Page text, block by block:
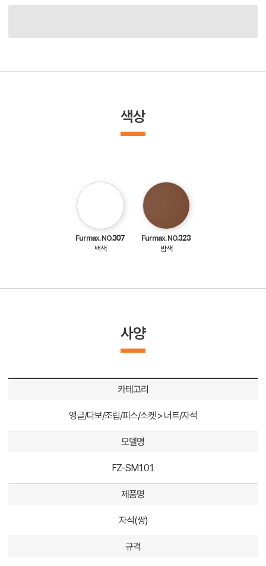
색상
Furmax. NO.307
백색
Furmax. NO.323
밤색
사양
카테고리
앵글/다보/조립/피스/소켓 > 너트/자석
모델명
FZ-SM101
제품명
자석(쌍)
규격